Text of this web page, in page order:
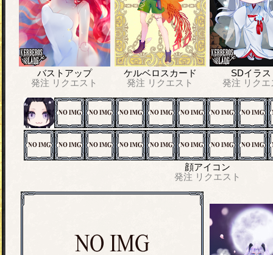
バストアップ
発注 リクエスト
ケルベロスカード
発注 リクエスト
SDイラス
発注 リク
顔アイコン
発注 リクエスト